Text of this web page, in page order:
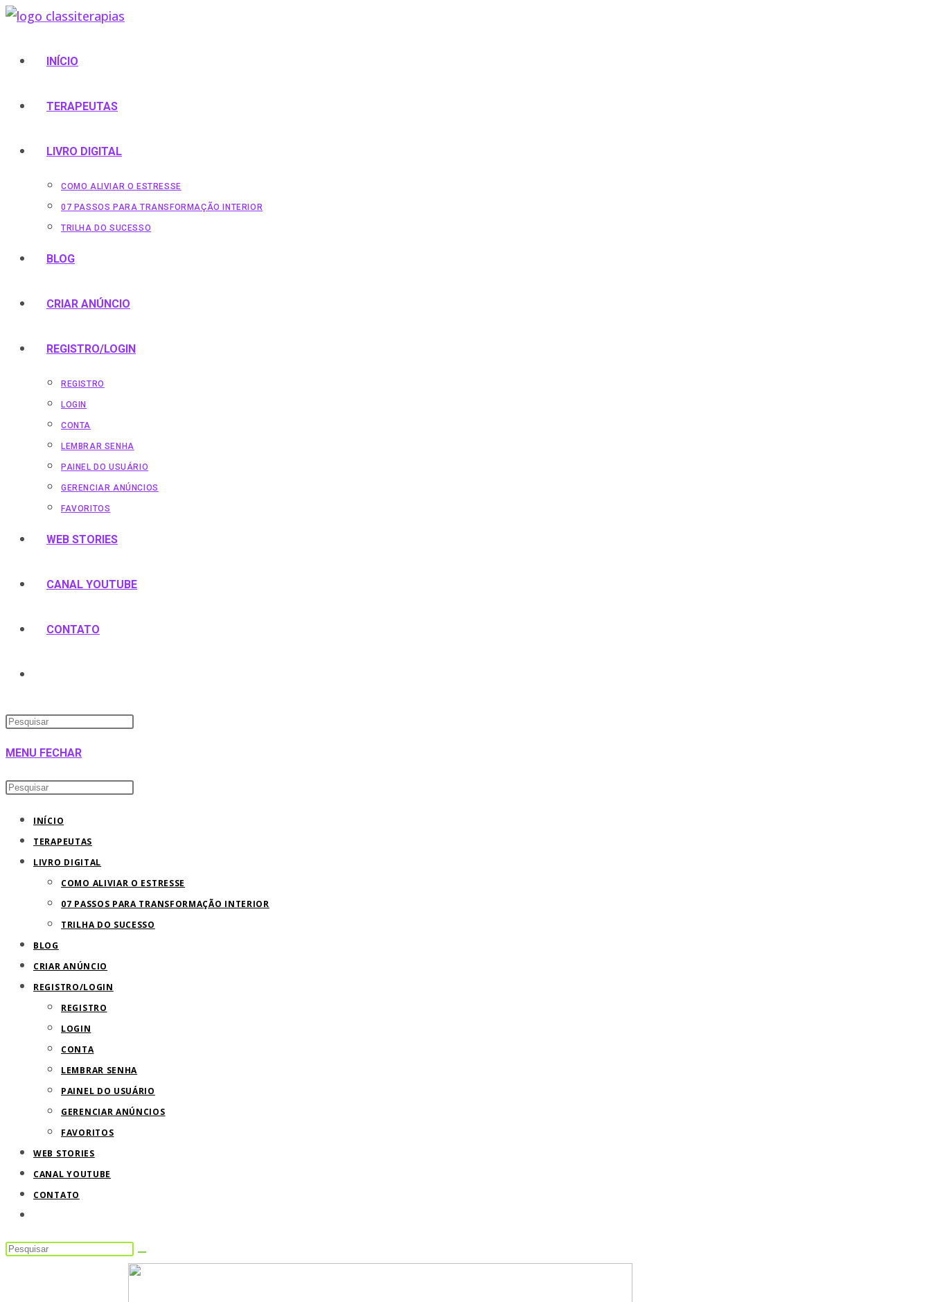
Ir
INÍCIO
TERAPEUTAS
LIVRO DIGITAL
COMO ALIVIAR O ESTRESSE
07 PASSOS PARA TRANSFORMAÇÃO INTERIOR
TRILHA DO SUCESSO
BLOG
CRIAR ANÚNCIO
REGISTRO/LOGIN
REGISTRO
LOGIN
CONTA
LEMBRAR SENHA
PAINEL DO USUÁRIO
GERENCIAR ANÚNCIOS
FAVORITOS
WEB STORIES
CANAL YOUTUBE
CONTATO
PESQUISA
Pressione
“Esc”
de
pesquisa.
MENU FECHAR
Pesquisar
site
Pressione
fechar
o
painel
INÍCIO
TERAPEUTAS
LIVRO DIGITAL
COMO ALIVIAR O ESTRESSE
07 PASSOS PARA TRANSFORMAÇÃO INTERIOR
TRILHA DO SUCESSO
BLOG
CRIAR ANÚNCIO
REGISTRO/LOGIN
REGISTRO
LOGIN
CONTA
LEMBRAR SENHA
PAINEL DO USUÁRIO
GERENCIAR ANÚNCIOS
FAVORITOS
WEB STORIES
CANAL YOUTUBE
CONTATO
SITE
Pesquisar